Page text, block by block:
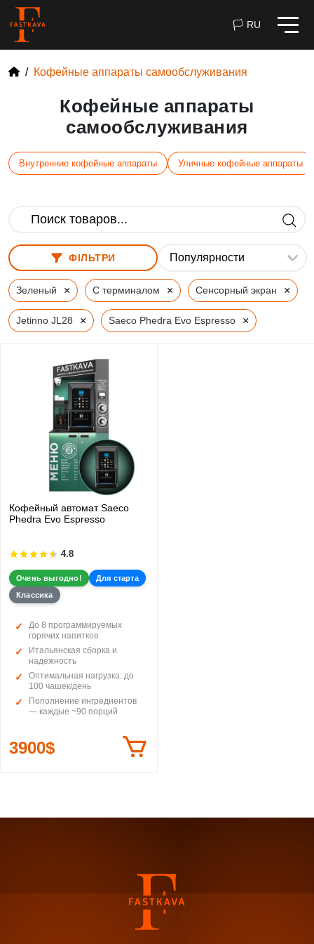
🏳 RU
Кофейные аппараты самообслуживания
Кофейные аппараты
самообслуживания
Внутренние кофейные аппараты Уличные кофейные аппараты
ФІЛЬТРИ
Зеленый × С терминалом × Сенсорный экран ×
Jetinno JL28 × Saeco Phedra Evo Espresso ×
Кофейный автомат Saeco
Phedra Evo Espresso
4.8
Очень выгодно!
Для старта
Классика
До 8 программируемых
горячих напитков
Итальянская сборка и
надежность
Оптимальная нагрузка: до
100 чашек/день
Пополнение ингредиентов
— каждые ~90 порций
3900$